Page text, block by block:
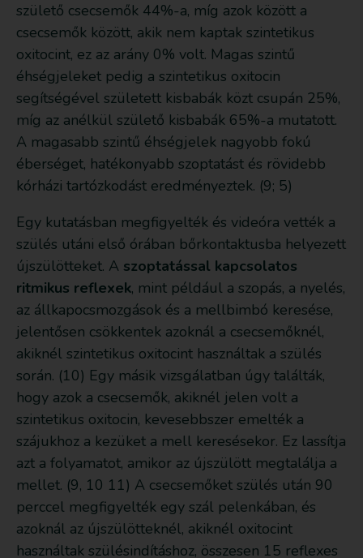
születő csecsemők 44%-a, míg azok között a
csecsemők között, akik nem kaptak szintetikus
oxitocint, ez az arány 0% volt. Magas szintű
éhségjeleket pedig a szintetikus oxitocin
segítségével született kisbabák közt csupán 25%,
míg az anélkül születő kisbabák 65%-a mutatott.
A magasabb szintű éhségjelek nagyobb fokú
éberséget, hatékonyabb szoptatást és rövidebb
kórházi tartózkodást eredményeztek. (9; 5)
Egy kutatásban megfigyelték és videóra vették a
szülés utáni első órában bőrkontaktusba helyezett
újszülötteket. A szoptatással kapcsolatos
ritmikus reflexek, mint például a szopás, a nyelés,
az állkapocsmozgások és a mellbimbó keresése,
jelentősen csökkentek azoknál a csecsemőknél,
akiknél szintetikus oxitocint használtak a szülés
során. (10) Egy másik vizsgálatban úgy találták,
hogy azok a csecsemők, akiknél jelen volt a
szintetikus oxitocin, kevesebbszer emelték a
szájukhoz a kezüket a mell keresésekor. Ez lassítja
azt a folyamatot, amikor az újszülött megtalálja a
mellet. (9, 10 11) A csecsemőket szülés után 90
perccel megfigyelték egy szál pelenkában, és
azoknál az újszülötteknél, akiknél oxitocint
használtak szülésindításhoz, összesen 15 reflexes